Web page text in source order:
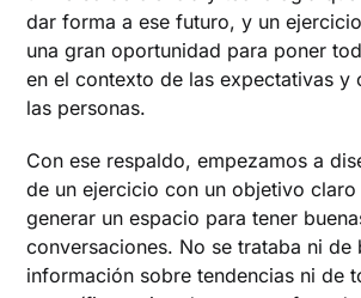
dar forma a ese futuro, y un
una gran oportunidad para poner
en el contexto de las expectativas y
las personas.
Con ese respaldo, empezamos a
de un ejercicio con un objetivo claro
generar un espacio para tener
conversaciones. No se trataba ni de
información sobre tendencias ni de